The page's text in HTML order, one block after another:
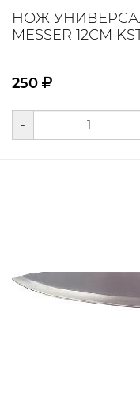
НОЖ
MESSER 12СМ
250
-